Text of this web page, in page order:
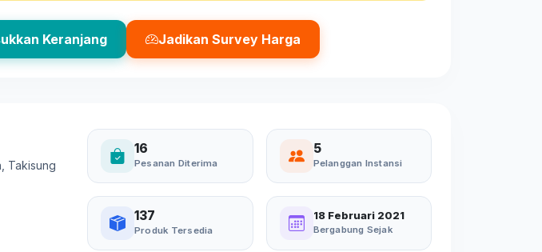
Keranjang Jadikan Survey Harga
Takisung
16
Pesanan Diterima
5
Pelanggan Instansi
137
Produk Tersedia
18 Februari 2021
Bergabung Sejak